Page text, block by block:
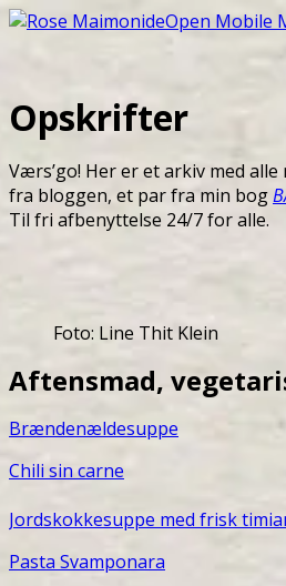
Open Mobile
Opskrifter
Værs’go! Her er et arkiv med
fra bloggen, et par fra min bog
Til fri afbenyttelse 24/7 for alle.
Foto: Line Thit Klein
Aftensmad,
Brændenældesuppe
Chili sin carne
Jordskokkesuppe med frisk
Pasta Svamponara